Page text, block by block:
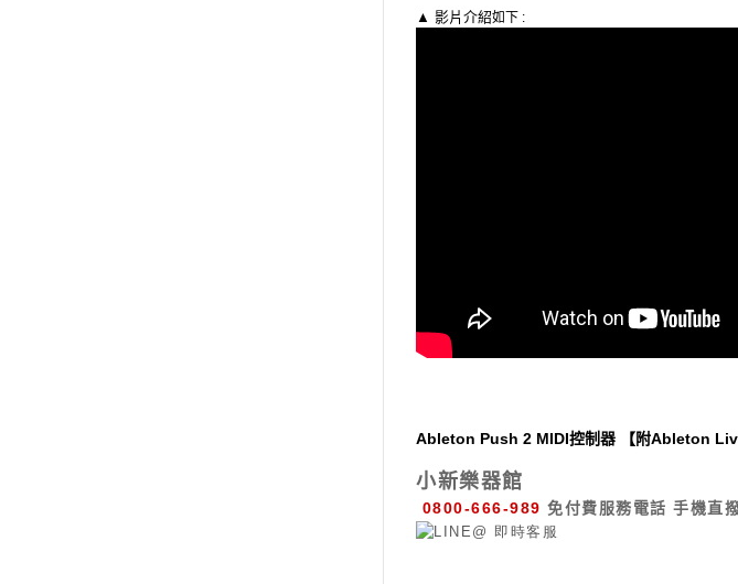
▲ 影片介紹如下 :
Ableton Push 2 MIDI控制器 【附Ableton
小新樂器館
0800-666-989 免付費服務電話 手機直